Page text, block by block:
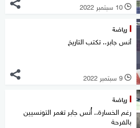
l 10 سبتمبر 2022
رياضة
أنس جابر.. تكتب التاريخ
l 9 سبتمبر 2022
رياضة
رغم الخسارة.. أُنس جابر تغمر التونسيين
بالفرحة